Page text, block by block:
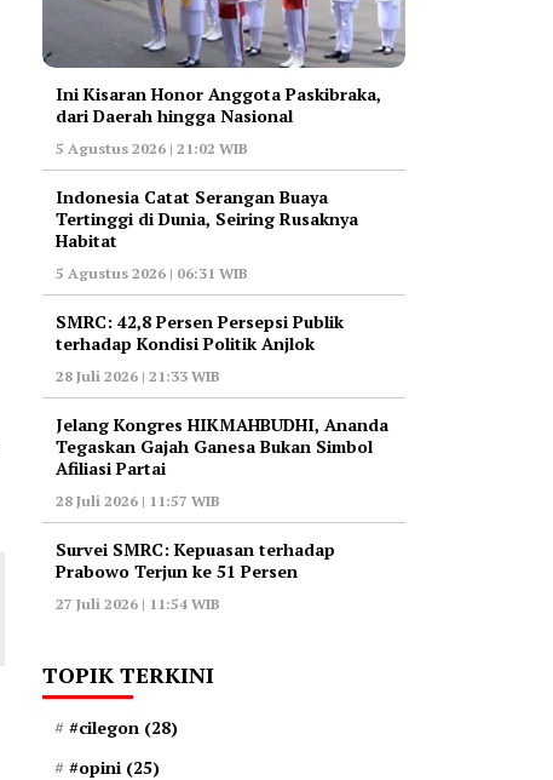
Ini Kisaran Honor Anggota Paskibraka,
dari Daerah hingga Nasional
5 Agustus 2026 | 21:02 WIB
Indonesia Catat Serangan Buaya
Tertinggi di Dunia, Seiring Rusaknya
Habitat
5 Agustus 2026 | 06:31 WIB
‎SMRC: 42,8 Persen Persepsi Publik
terhadap Kondisi Politik Anjlok
28 Juli 2026 | 21:33 WIB
‎Jelang Kongres HIKMAHBUDHI, Ananda
Tegaskan Gajah Ganesa Bukan Simbol
Afiliasi Partai
28 Juli 2026 | 11:57 WIB
‎Survei SMRC: Kepuasan terhadap
Prabowo Terjun ke 51 Persen
27 Juli 2026 | 11:54 WIB
TOPIK TERKINI
#cilegon (28)
#opini (25)